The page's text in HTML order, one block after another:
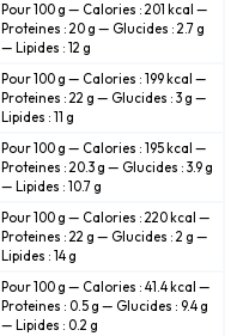
Pour 100 g — Calories : 201 kcal —
Proteines : 20 g — Glucides : 2.7 g
— Lipides : 12 g
Pour 100 g — Calories : 199 kcal —
Proteines : 22 g — Glucides : 3 g —
Lipides : 11 g
Pour 100 g — Calories : 195 kcal —
Proteines : 20.3 g — Glucides : 3.9 g
— Lipides : 10.7 g
Pour 100 g — Calories : 220 kcal —
Proteines : 22 g — Glucides : 2 g —
Lipides : 14 g
Pour 100 g — Calories : 41.4 kcal —
Proteines : 0.5 g — Glucides : 9.4 g
— Lipides : 0.2 g